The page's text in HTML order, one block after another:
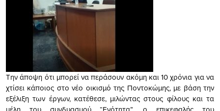
Την άποψη ότι μπορεί να περάσουν ακόμη και 10 χρόνια για να
χτίσει κάποιος στο νέο οικισμό της Ποντοκώμης, με βάση την
εξέλιξη των έργων, κατέθεσε, μιλώντας στους φίλους και τα